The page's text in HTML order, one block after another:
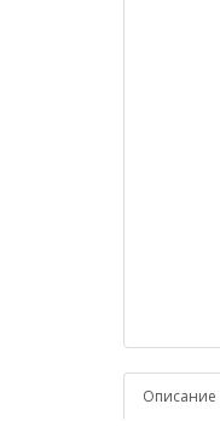
Описание